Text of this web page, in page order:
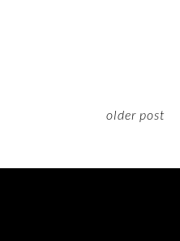
older post